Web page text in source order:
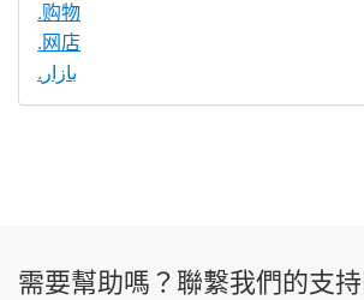
.购物
.网店
.بازار
需要幫助嗎？聯繫我們的支